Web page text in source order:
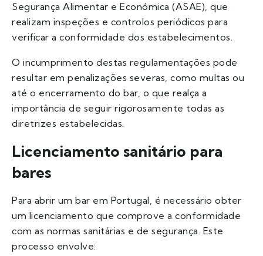
Segurança Alimentar e Económica (ASAE), que
realizam inspeções e controlos periódicos para
verificar a conformidade dos estabelecimentos.
O incumprimento destas regulamentações pode
resultar em penalizações severas, como multas ou
até o encerramento do bar, o que realça a
importância de seguir rigorosamente todas as
diretrizes estabelecidas.
Licenciamento sanitário para
bares
Para abrir um bar em Portugal, é necessário obter
um licenciamento que comprove a conformidade
com as normas sanitárias e de segurança. Este
processo envolve: